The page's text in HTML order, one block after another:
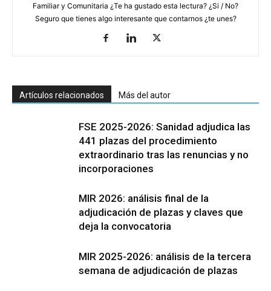
Familiar y Comunitaria ¿Te ha gustado esta lectura? ¿Si / No?
Seguro que tienes algo interesante que contarnos ¿te unes?
Artículos relacionados Más del autor
FSE 2025-2026: Sanidad adjudica las
441 plazas del procedimiento
extraordinario tras las renuncias y no
incorporaciones
MIR 2026: análisis final de la
adjudicación de plazas y claves que
deja la convocatoria
MIR 2025-2026: análisis de la tercera
semana de adjudicación de plazas